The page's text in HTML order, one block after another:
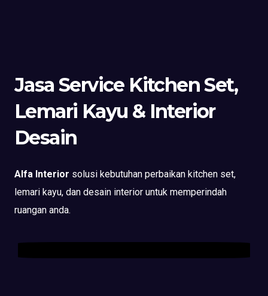
Jasa Service Kitchen Set,
Lemari Kayu & Interior
Desain
Alfa Interior solusi kebutuhan perbaikan kitchen set,
lemari kayu, dan desain interior untuk memperindah
ruangan anda.